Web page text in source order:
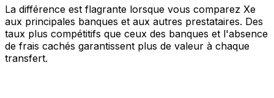
La différence est flagrante lorsque vous comparez Xe
aux principales banques et aux autres prestataires. Des
taux plus compétitifs que ceux des banques et l'absence
de frais cachés garantissent plus de valeur à chaque
transfert.